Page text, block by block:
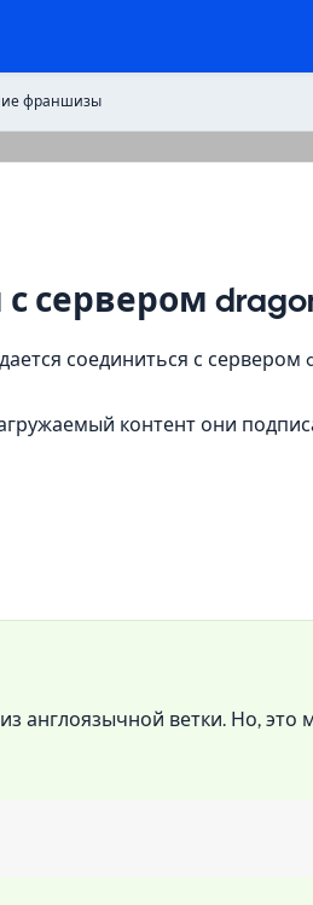
франшизы
сервером
соединиться с сервером
контент они
англоязычной ветки. Но, это